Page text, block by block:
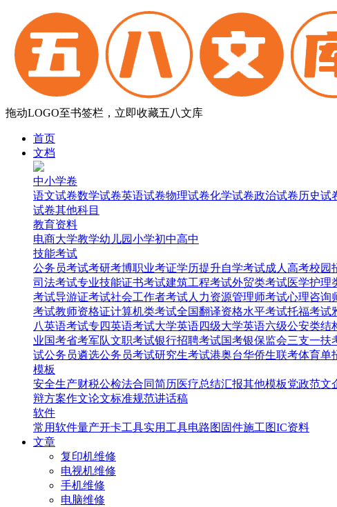
拖动LOGO至书签栏，立即收藏五八文库
首页
文档
中小学卷
语文试卷数学试卷英语试卷物理试卷化学试卷政治试卷历史试
试卷其他科目
教育资料
电商大学教学幼儿园小学初中高中
技能考试
公务员考试考研考博职业考证学历提升自学考试成人高考校园
司法考试专业技能证书考试建筑工程考试外贸类考试医学护理
考试导游证考试社会工作者考试人力资源管理师考试心理咨询
考试教师资格证计算机类考试全国翻译资格水平考试托福考试
八英语考试专四英语考试大学英语四级大学英语六级公安类结
业国考省考军队文职考试银行招聘考试国考银保监会三支一扶
试公务员遴选公务员考试研究生考试港奥台华侨生联考体育单
模板
安全生产财税公检法合同简历医疗总结汇报其他模板党政范文
辩方案作文论文标准规范讲话稿
软件
常用软件量产开卡工具实用工具电路图 固件施工图IC资料
文章
复印机维修
电视机维修
手机维修
电脑维修